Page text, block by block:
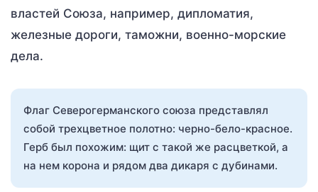
властей Союза, например, дипломатия,
железные дороги, таможни, военно-морские
дела.
Флаг Северогерманского союза представлял
собой трехцветное полотно: черно-бело-красное.
Герб был похожим: щит с такой же расцветкой, а
на нем корона и рядом два дикаря с дубинами.